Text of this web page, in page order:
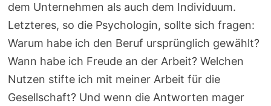
dem Unternehmen als auch dem Individuum.
Letzteres, so die Psychologin, sollte sich fragen:
Warum habe ich den Beruf ursprünglich gewählt?
Wann habe ich Freude an der Arbeit? Welchen
Nutzen stifte ich mit meiner Arbeit für die
Gesellschaft? Und wenn die Antworten mager